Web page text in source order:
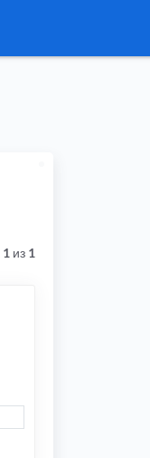
1 из 1